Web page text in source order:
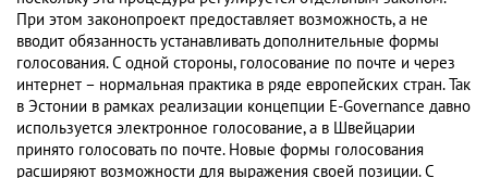
При этом законопроект предоставляет возможность, а не
вводит обязанность устанавливать дополнительные формы
голосования. С одной стороны, голосование по почте и через
интернет – нормальная практика в ряде европейских стран. Так
в Эстонии в рамках реализации концепции E-Governance давно
используется электронное голосование, а в Швейцарии
принято голосовать по почте. Новые формы голосования
расширяют возможности для выражения своей позиции. С